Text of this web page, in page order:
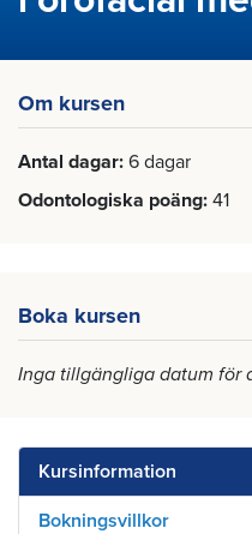
Om kursen
Antal dagar 6 dagar
Odontologiska poäng 41
Boka kursen
Inga tillgängliga datum för
Kursinformation
Bokningsvillkor